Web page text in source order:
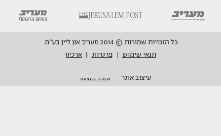
כל הזכויות שמורות © 2014 מעריב און ליין בע"מ.
תנאי שימוש
פרטיות ארכיון
עיצוב אתר